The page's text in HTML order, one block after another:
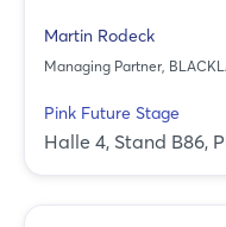
Martin Rodeck
Managing Partner,
Pink Future Stage
Halle 4, Stand B86,